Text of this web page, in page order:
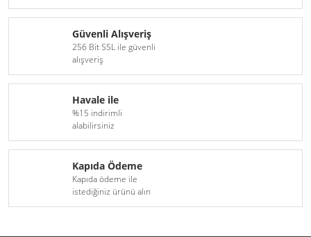
Güvenli Alışveriş
256 Bit SSL ile güvenli
alışveriş
Havale ile
%15 indirimli
alabilirsiniz
Kapıda Ödeme
Kapıda ödeme ile
istediğiniz ürünü alın